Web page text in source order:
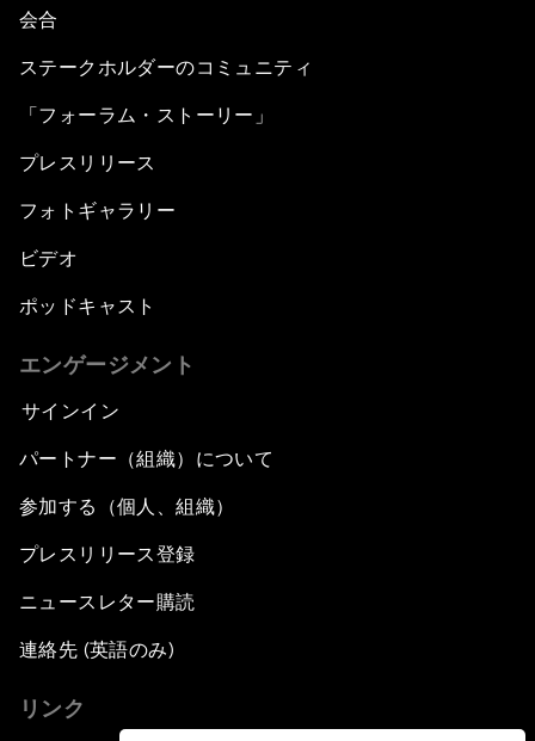
会合
ステークホルダーのコミュニティ
「フォーラム・ストーリー」
プレスリリース
フォトギャラリー
ビデオ
ポッドキャスト
エンゲージメント
サインイン
パートナー（組織）について
参加する（個人、組織）
プレスリリース登録
ニュースレター購読
連絡先 (英語のみ)
リンク